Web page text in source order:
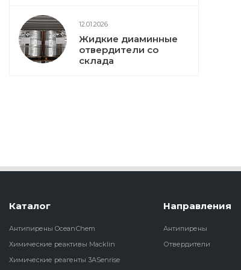
12.01.2026
Жидкие диаминные
отвердители со
склада
Каталог
Антипирены OceanСhem
Химические реактивы Macklin
Химические реагенты 3ASenrise
Направления
Антипирены
Отвердители